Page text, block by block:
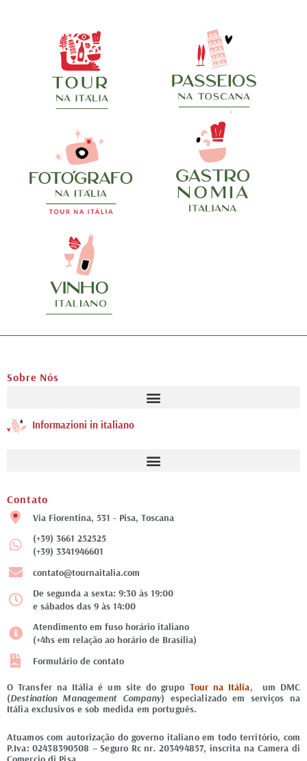
Sobre Nós
Informazioni in italiano
Contato
Via Fiorentina, 531 - Pisa, Toscana
(+39) 3661 252525
(+39) 3341946601
contato@tournaitalia.com
De segunda a sexta: 9:30 às 19:00
e sábados das 9 às 14:00
Atendimento em fuso horário italiano
(+4hs em relação ao horário de Brasília)
Formulário de contato
O Transfer na Itália é um site do grupo Tour na Itália, um DMC
(Destination Management Company) especializado em serviços na
Itália exclusivos e sob medida em português.
Atuamos com autorização do governo italiano em todo território, com
P.Iva: 02438390508 – Seguro Rc nr. 203494857, inscrita na Camera di